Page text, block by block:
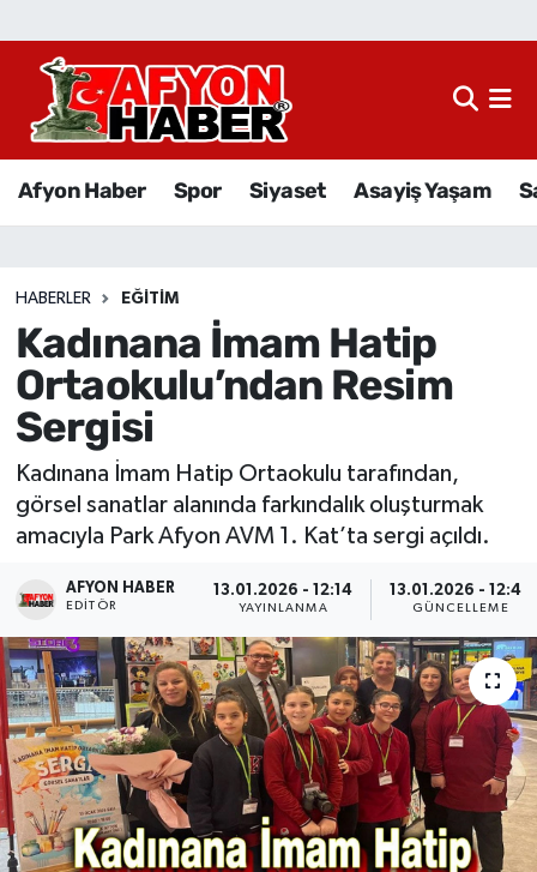
Afyon Haber Spor Siyaset Asayiş Yaşam
HABERLER EĞITIM
Kadınana İmam Hatip
Ortaokulu’ndan Resim
Sergisi
Kadınana İmam Hatip Ortaokulu tarafından,
görsel sanatlar alanında farkındalık oluşturmak
amacıyla Park Afyon AVM 1. Kat’ta sergi açıldı.
AFYON HABER
EDITÖR
13.01.2026 - 12:14
YAYINLANMA
13.01.2026 - 12:47
GÜNCELLEME
Afyon Haber
Sağlık
Eğitim
Sivil Toplum
Ekonomi
Magazin
Etkinlikler